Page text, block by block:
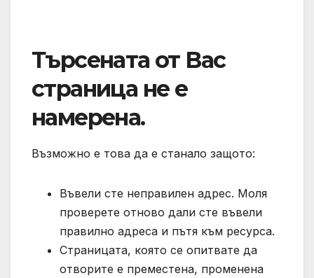
Търсената от Вас
страница не е
намерена.
Възможно е това да е станало защото:
Въвели сте неправилен адрес. Моля
проверете отново дали сте въвели
правилно адреса и пътя към ресурса.
Страницата, която се опитвате да
отворите е преместена, променена